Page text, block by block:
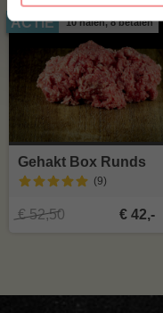
ACTIE 10 halen, 8 betalen
Gehakt Box Runds
(9)
€ 52,50 € 42,-